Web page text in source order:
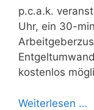
p.c.a.k.
Uhr, ein 30-
kostenlos
Weiterlesen …